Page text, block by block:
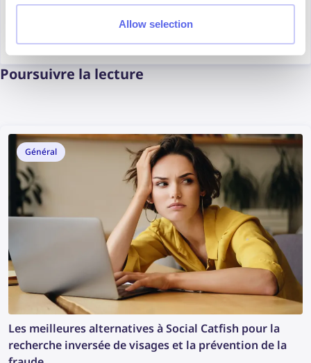
Allow selection
Tomasz Starczewski
Poursuivre la lecture
Général
Les meilleures alternatives à Social Catfish pour la
recherche inversée de visages et la prévention de la